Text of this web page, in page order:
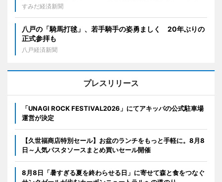
すみだ経済新聞
八戸の「騎馬打毬」、若手騎手の姿勇ましく 20年ぶりの
正式参拝も
八戸経済新聞
プレスリリース
「UNAGI ROCK FESTIVAL2026」にてアキッパの公式駐車場
運営が決定
【久世福商店特別セール】お盆のランチをもっと手軽に。8月8
日～人気パスタソースまとめ買いセール開催
8月8日「暑すぎる夏を終わらせる日」に寄せて森と食をつなぐ